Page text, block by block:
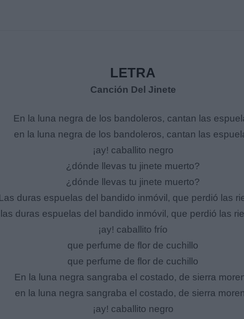
LETRA
Canción Del Jinete
En la luna negra de los bandoleros, cantan las
en la luna negra de los bandoleros, cantan las
¡ay! caballito negro
¿dónde llevas tu jinete muerto?
¿dónde llevas tu jinete muerto?
Las duras espuelas del bandido inmóvil, que perdió las
las duras espuelas del bandido inmóvil, que perdió las
¡ay! caballito frío
que perfume de flor de cuchillo
que perfume de flor de cuchillo
En la luna negra sangraba el costado, de sierra
en la luna negra sangraba el costado, de sierra
¡ay! caballito negro